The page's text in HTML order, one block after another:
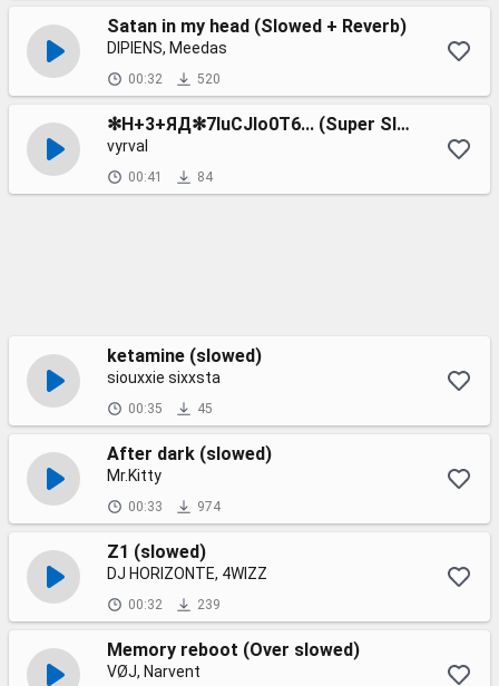
Satan in my head (Slowed + Reverb)
DIPIENS, Meedas
00:32 520
✻H+3+ЯД✻7luCJIo0T6... (Super Slowed)
vyrval
00:41 84
ketamine (slowed)
siouxxie sixxsta
00:35 45
After dark (slowed)
Mr.Kitty
00:33 974
Z1 (slowed)
DJ HORIZONTE, 4WIZZ
00:32 239
Memory reboot (Over slowed)
VØJ, Narvent